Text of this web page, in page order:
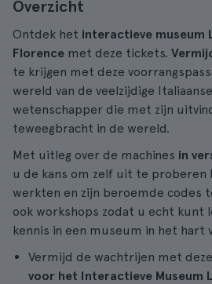
Overzicht
Ontdek het interactieve museum
Florence met deze tickets.
te krijgen met deze
wereld van de veelzijdige
wetenschapper die met zijn
teweegbracht in de wereld.
Met uitleg over de machines in
u de kans om zelf uit te proberen
werkten en zijn beroemde codes
ook workshops zodat u echt kunt
kennis in een museum in het hart
Vermijd de wachtrijen met deze
voor het Interactieve Museum